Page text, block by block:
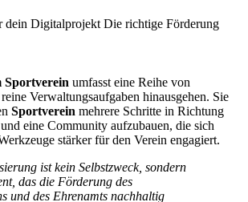
Sportverein umfasst eine Reihe von
Verwaltungsaufgaben hinausgehen. Sie
Sportverein mehrere Schritte in Richtung
eine Community aufzubauen, die sich
stärker für den Verein engagiert.
ist kein Selbstzweck, sondern
das die Förderung des
und des Ehrenamts nachhaltig